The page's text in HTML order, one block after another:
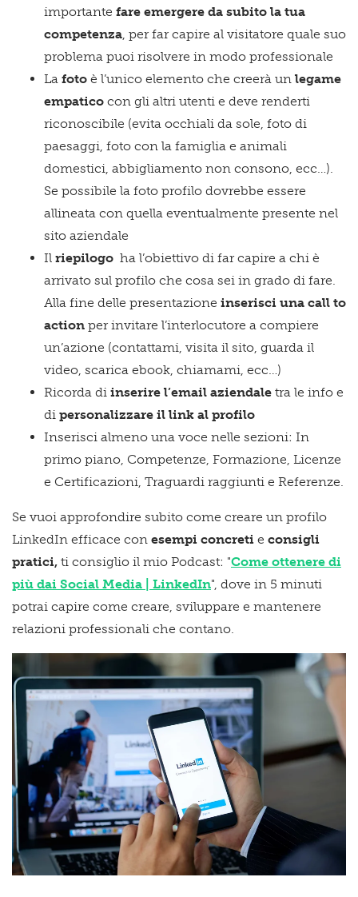
importante fare emergere da subito la tua
competenza , per far capire al visitatore quale suo
problema puoi risolvere in modo professionale
La foto è l’unico elemento che creerà un legame
empatico con gli altri utenti e deve renderti
riconoscibile (evita occhiali da sole, foto di
paesaggi, foto con la famiglia e animali
domestici, abbigliamento non consono, ecc…).
Se possibile la foto profilo dovrebbe essere
allineata con quella eventualmente presente nel
sito aziendale
Il riepilogo ha l’obiettivo di far capire a chi è
arrivato sul profilo che cosa sei in grado di fare.
Alla fine delle presentazione inserisci una call to
action per invitare l’interlocutore a compiere
un’azione (contattami, visita il sito, guarda il
video, scarica ebook, chiamami, ecc…)
Ricorda di inserire l’email aziendale tra le info e
di personalizzare il link al profilo
Inserisci almeno una voce nelle sezioni: In
primo piano, Competenze, Formazione, Licenze
e Certificazioni, Traguardi raggiunti e Referenze.
Se vuoi approfondire subito come creare un profilo
LinkedIn efficace con esempi concreti e consigli
pratici, ti consiglio il mio Podcast: "Come ottenere di
più dai Social Media | LinkedIn", dove in 5 minuti
potrai capire come creare, sviluppare e mantenere
relazioni professionali che contano.